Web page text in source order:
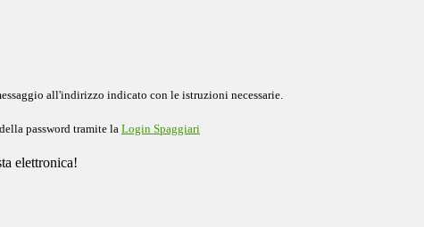
all'indirizzo indicato con le istruzioni necessarie.
password tramite la Login Spaggiari
elettronica!